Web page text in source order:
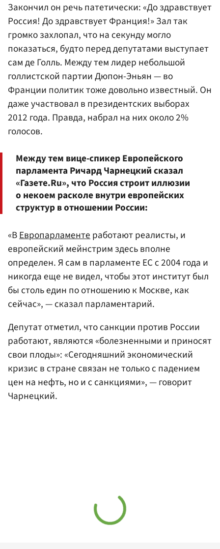
Закончил он речь патетически: «До здравствует
Россия! До здравствует Франция!» Зал так
громко захлопал, что на секунду могло
показаться, будто перед депутатами выступает
сам де Голль. Между тем лидер небольшой
голлистской партии Дюпон-Эньян — во
Франции политик тоже довольно известный. Он
даже участвовал в президентских выборах
2012 года. Правда, набрал на них около 2%
голосов.
Между тем вице-спикер Европейского
парламента Ричард Чарнецкий сказал
«Газете.Ru», что Россия строит иллюзии
о некоем расколе внутри европейских
структур в отношении России:
«ВЕвропарламентеработают реалисты, и
европейский мейнстрим здесь вполне
определен. Я сам в парламенте ЕС с 2004 года и
никогда еще не видел, чтобы этот институт был
бы столь един по отношению к Москве, как
сейчас», — сказал парламентарий.
Депутат отметил, что санкции против России
работают, являются «болезненными и приносят
свои плоды»: «Сегодняшний экономический
кризис в стране связан не только с падением
цен на нефть, но и с санкциями», — говорит
Чарнецкий.